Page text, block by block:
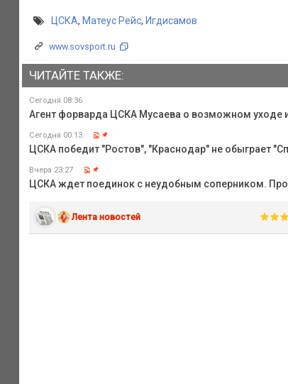
ЦСКА, Матеус Рейс, Игдисамов
www.sovsport.ru
ЧИТАЙТЕ ТАКЖЕ:
Сегодня 08:36
Агент форварда ЦСКА Мусаева о возможном уходе
Сегодня 00:13
ЦСКА победит "Ростов", "Краснодар" не обыграет
Вчера 23:27
ЦСКА ждет поединок с неудобным соперником.
Лента новостей